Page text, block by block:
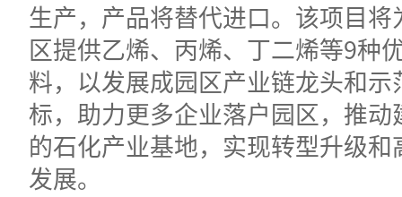
生产，产品将替代进口。该项目
区提供乙烯、丙烯、丁二烯等9种
料，以发展成园区产业链龙头和示
标，助力更多企业落户园区，推
的石化产业基地，实现转型升级
发展。